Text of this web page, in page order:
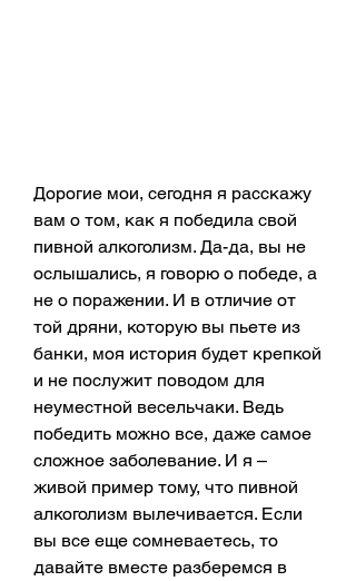
Дорогие мои, сегодня я расскажу
вам о том, как я победила свой
пивной алкоголизм. Да-да, вы не
ослышались, я говорю о победе, а
не о поражении. И в отличие от
той дряни, которую вы пьете из
банки, моя история будет крепкой
и не послужит поводом для
неуместной весельчаки. Ведь
победить можно все, даже самое
сложное заболевание. И я –
живой пример тому, что пивной
алкоголизм вылечивается. Если
вы все еще сомневаетесь, то
давайте вместе разберемся в